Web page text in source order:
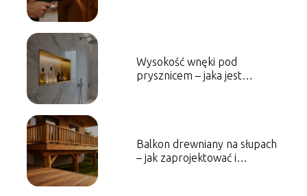
Wysokość wnęki pod
prysznicem – jaka jest
Balkon drewniany na słupach
– jak zaprojektować i